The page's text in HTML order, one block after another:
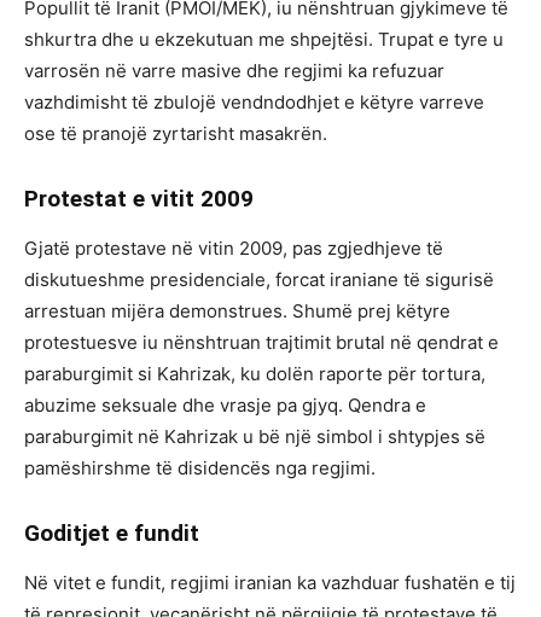
Popullit të Iranit (PMOI/MEK), iu nënshtruan gjykimeve të
shkurtra dhe u ekzekutuan me shpejtësi. Trupat e tyre u
varrosën në varre masive dhe regjimi ka refuzuar
vazhdimisht të zbulojë vendndodhjet e këtyre varreve
ose të pranojë zyrtarisht masakrën.
Protestat e vitit 2009
Gjatë protestave në vitin 2009, pas zgjedhjeve të
diskutueshme presidenciale, forcat iraniane të sigurisë
arrestuan mijëra demonstrues. Shumë prej këtyre
protestuesve iu nënshtruan trajtimit brutal në qendrat e
paraburgimit si Kahrizak, ku dolën raporte për tortura,
abuzime seksuale dhe vrasje pa gjyq. Qendra e
paraburgimit në Kahrizak u bë një simbol i shtypjes së
pamëshirshme të disidencës nga regjimi.
Goditjet e fundit
Në vitet e fundit, regjimi iranian ka vazhduar fushatën e tij